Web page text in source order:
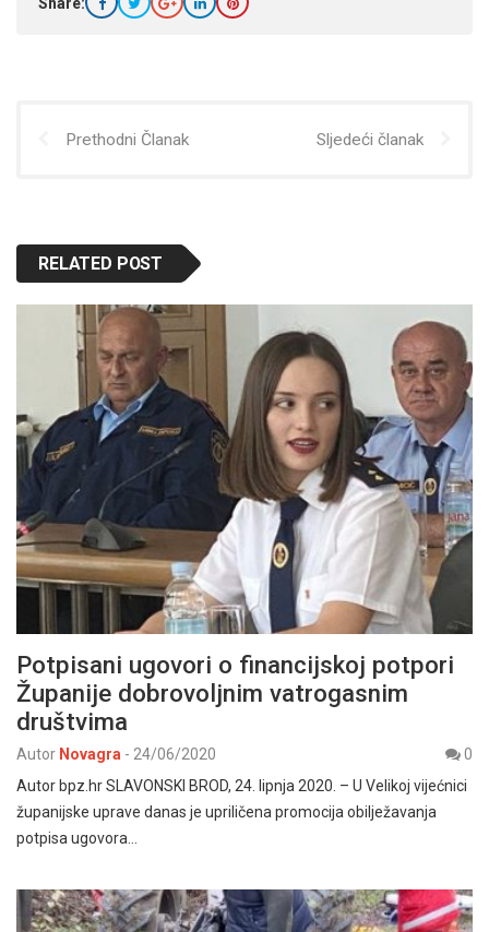
Share:
Prethodni Članak Sljedeći članak
RELATED POST
Potpisani ugovori o financijskoj potpori
Županije dobrovoljnim vatrogasnim
društvima
Autor Novagra - 24/06/2020
0
Autor bpz.hr SLAVONSKI BROD, 24. lipnja 2020. – U Velikoj vijećnici
županijske uprave danas je upriličena promocija obilježavanja
potpisa ugovora…